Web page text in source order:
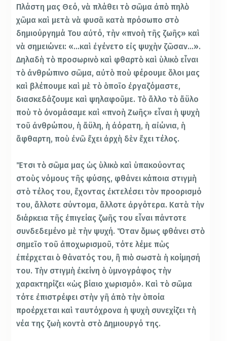
Πλάστη μας Θεό, νὰ πλάθει τὸ σῶμα ἀπὸ πηλὸ
χῶμα καὶ μετὰ νὰ φυσᾶ κατὰ πρόσωπο στὸ
δημιούργημά Του αὐτό, τὴν «πνοὴ τῆς ζωῆς» καὶ
νὰ σημειώνει: «…καὶ ἐγένετο εἰς ψυχὴν ζῶσαν…».
Δηλαδὴ τὸ προσωρινὸ καὶ φθαρτὸ καὶ ὑλικὸ εἶναι
τὸ ἀνθρώπινο σῶμα, αὐτὸ ποὺ φέρουμε ὅλοι μας
καὶ βλέπουμε καὶ μὲ τὸ ὁποῖο ἐργαζόμαστε,
διασκεδάζουμε καὶ ψηλαφοῦμε. Τὸ ἄλλο τὸ ἄϋλο
ποὺ τὸ ὀνομάσαμε καὶ «πνοὴ Ζωῆς» εἶναι ἡ ψυχὴ
τοῦ ἀνθρώπου, ἡ ἄϋλη, ἡ ἀόρατη, ἡ αἰώνια, ἡ
ἄφθαρτη, ποὺ ἐνῶ ἔχει ἀρχὴ δὲν ἔχει τέλος.
Ἔτσι τὸ σῶμα μας ὡς ὑλικὸ καὶ ὑπακούοντας
στοὺς νόμους τῆς φύσης, φθάνει κάποια στιγμὴ
στὸ τέλος του, ἔχοντας ἐκτελέσει τὸν προορισμό
του, ἄλλοτε σύντομα, ἄλλοτε ἀργότερα. Κατὰ τὴν
διάρκεια τῆς ἐπιγείας ζωῆς του εἶναι πάντοτε
συνδεδεμένο μὲ τὴν ψυχή. Ὅταν ὅμως φθάνει στὸ
σημεῖο τοῦ ἀποχωρισμοῦ, τότε λέμε πὼς
ἐπέρχεται ὁ θάνατός του, ἢ πιὸ σωστὰ ἡ κοίμησή
του. Τὴν στιγμὴ ἐκείνη ὁ ὑμνογράφος τὴν
χαρακτηρίζει «ὡς βίαιο χωρισμό». Καὶ τὸ σῶμα
τότε ἐπιστρέφει στὴν γῆ ἀπὸ τὴν ὁποία
προέρχεται καὶ ταυτόχρονα ἡ ψυχὴ συνεχίζει τὴ
νέα της ζωὴ κοντὰ στὸ Δημιουργό της.